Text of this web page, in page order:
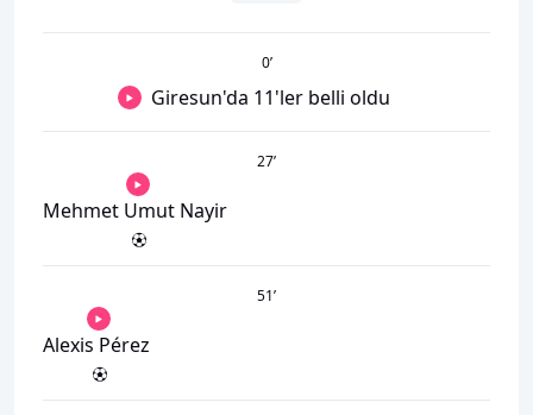
0’
Giresun'da 11'ler belli oldu
27’
Mehmet Umut Nayir
51’
Alexis Pérez